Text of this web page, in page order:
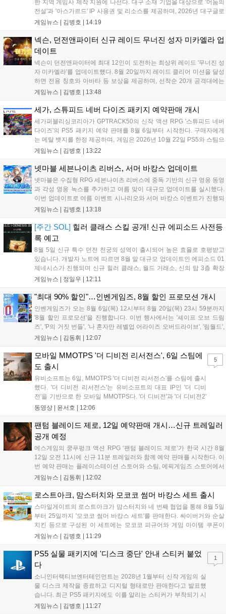
한 지역 게임사 제작 지원에 나선다. 대구 소재 기업을 대상으로 '어둠의
전설'과 '아스가르드' IP 사용권 및 리소스를 제공하며, 2026년 대구글로
벌게임센터 제작지원 사업으로 추진된다. 넥슨은 심사에 직접 참여해 완
장을 위한 협력을 지속 확대해 나갈 방침이다....
게임뉴스 | 김병호 | 14:19
넥슨, 던전앤파이터 신규 레이드 무너진 성자 미카엘라 업
데이트
넥슨이 던전앤파이터에 최대 12인이 도전하는 최상위 레이드 '무너진 성
자 미카엘라'를 업데이트했다. 8월 20일까지 레이드 클리어 미션을 달성
하면 전용 칭호와 아바타 등 보상을 제공하며, 선착순 20개 공격대에는
명예 보상을 지급한다. 또한 9월 10일까지 서비스 21주년 기념 이벤트가
임인 아라드 수족관 메이커를 통해 다양한 아이템을 교환할 수 있다. 상
세 정보는 공식 홈페이지에서 확인 가능하다....
게임뉴스 | 김병호 | 13:48
세가, 스튜피드 네버 다이즈 패키지 예약판매 개시
세가퍼블리싱코리아가 GPTRACK50의 신작 액션 RPG '스튜피드 네버
다이즈'의 PS5 패키지 예약 판매를 8월 6일부터 시작한다. 구매자에게
는 메탈 뱃지를 한정 제공하며, 게임은 2026년 10월 22일 PS5와 스팀으
로 정식 출시된다. 좀비 주인공 데이비가 보디 해킹과 스타일 이트 능력
럭스판 등 다양한 에디션도 함께 발매될 예정이다....
게임뉴스 | 김병호 | 13:22
넷마블 세븐나이츠 리버스, 서머 바캉스 업데이트
넷마블은 수집형 RPG 세븐나이츠 리버스에 중독 기반의 신규 영웅 동영
과 각성 영웅 녹스를 추가하고 여름 맞이 대규모 업데이트를 실시했다.
이번 업데이트로 여름 이벤트 시나리오와 서머 바캉스 이벤트가 진행되
며, 7일간 출석 시 수영복 세인 코스튬과 전설 장신구 상자 등 풍성한 보
이벤트도 열리며, 강화 횟수에 따른 보상과 상위 100명에게는 특별 랭킹
보상이 주어진다. 넷마블은 이번 이벤트를 통해 이용자들에게 다채로운
즐길 거리를 제공할 예정이다....
게임뉴스 | 김병호 | 13:18
[주간 SOL] 힐러 클래스 스킬 공개! 신규 에피소드 사전등
록 예고
8월 5일 신규 특수 던전 천궁의 성역이 출시되어 높은 효율로 호평받고
있습니다. 개발자 노트에 따르면 8월 말 대규모 업데이트인 에피소드 01
제네시스가 진행되며 신규 힐러 클래스, 월드 거래소, 신의 탑 3층 확장
등이 예고되었습니다. 또한 8일에는 신권 선출이 예정되어 있어 게임 내
다....
게임뉴스 | 정일우 | 12:11
"최대 90% 할인"…인벤게임즈, 8월 할인 프로모션 개시
인벤게임즈가 오는 8월 6일(목) 12시부터 8월 20일(목) 23시 59분까지
'8월 할인 프로모션'을 진행합니다. 이번 행사에서는 '셰이프 오브 드림
즈', 'P의 거짓 번들', '나 혼자만 레벨업 어라이즈 오버드라이브', '림월드',
'아랑전설 시티 오브 더 울브스', '팰월드' 등 인기 타이틀을 최대 90% 할
론 네이버페이 포인트 추가 적립 혜택도 받을 수 있으며, 자세한 내용은
공식 네이버 스마트 스토어에서 확인 가능합니다....
게임뉴스 | 김동휘 | 12:07
모바일 MMOTPS '더 디비전 리서전스', 6일 스팀에
도 출시
유비소프트는 6일, MMOTPS '더 디비전 리서전스'를 스팀에 출시
했다. '더 디비전 리서전스'는 유비소프트의 대표 IP인 '더 디비
전'을 기반으로 한 모바일 MMOTPS다. '더 디비전'과 '더 디비전2'
사이의 시기를 배경으로 하고 있으며, 완전히 새로운 독립형 스토
의 디비전 요원이 되어...
동영상 | 윤서호 | 12:06
5
팬텀 블레이드 제로, 12일 예약판매 개시…신규 트레일러
공개 예정
에스게임의 쿵푸펑크 액션 RPG ‘팬텀 블레이드 제로’가 한국 시간 8월
12일 오전 11시에 신규 11분 트레일러와 함께 예약 판매를 시작한다. 이
번 예약 판매는 플레이스테이션 스토어와 스팀, 에픽게임즈 스토어에서
진행되며, 개발이 완료된 게임은 10월 29일 정식 출시될 예정이다. 언리
콤보 액션과 세미 오픈월드 환경을 특징으로 한다....
게임뉴스 | 김동휘 | 12:02
로스트아크, 맘스터치와 모코코 썸머 바캉스 세트 출시
스마일게이트의 로스트아크가 맘스터치와 네 번째 협업을 통해 8월 5일
부터 25일까지 '모코코 썸머 바캉스 세트'를 판매한다. 싸이버거와 순살
치킨 등으로 구성된 이 세트에는 모코코 피규어와 게임 아이템 쿠폰이
포함된다. 전국 매장 및 배달 앱으로 구매 가능하며, 수익금은 사회 공헌
세한 정보는 공식 홈페이지에서 확인 가능하다....
게임뉴스 | 김병호 | 11:29
PS5 실물 패키지에 '디스크 중단' 안내 스티커 붙었
다
소니인터랙티브엔터테인먼트는 2028년 1월부터 신작 게임의 실
물 디스크 제작을 종료하고 디지털 형태로만 판매한다고 발표했
습니다. 최근 PS5 패키지에도 이를 알리는 스티커가 부착되기 시
작했으며, 기존 디스크는 계속 이용 가능합니다. 7월 31일 실적
게임뉴스 | 김병호 | 11:27
1